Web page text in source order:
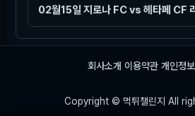
02월15일 지로나 FC vs 헤타페 CF
회사소개 이용약관 개인정
Copyright © 먹튀챌린지 All